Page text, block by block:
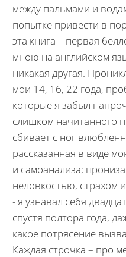
между пальмами и
попытке привести в
эта книга – первая
мною на английском
никакая другая.
мои 14, 16, 22 года,
которые я забыл
слишком начитанного
сбивает с ног
рассказанная в виде
и самоанализа;
неловкостью, страхом
- я узнавал себя
спустя полтора года,
какое потрясение
Каждая строчка – про